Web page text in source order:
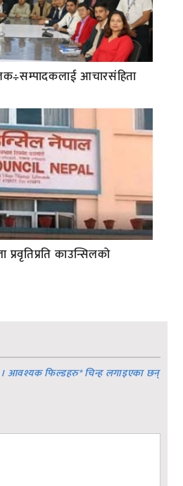
आचारसंहिता
प्रवृतिप्रति काउन्सिलको
। आवश्यक फिल्डहरु*चिन्ह लगाइएका छन्